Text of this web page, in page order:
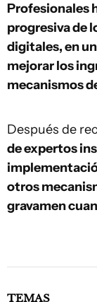
Profesionales
progresiva de
digitales, en
mejorar los
mecanismos
Después de
de expertos
otros
gravamen
TEMAS